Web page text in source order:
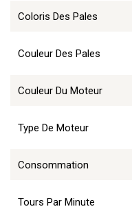
Coloris Des Pales
Couleur Des Pales
Couleur Du Moteur
Type De Moteur
Consommation
Tours Par Minute